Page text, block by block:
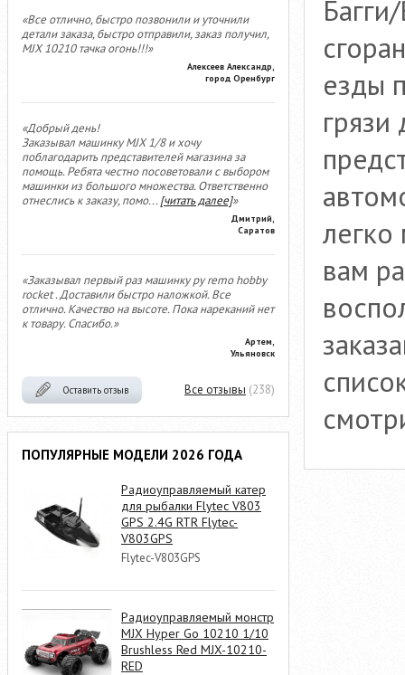
«Все отлично, быстро позвонили и уточнили
детали заказа, быстро отправили, заказ получил,
MJX 10210 тачка огонь!!!»
Алексеев Александр,
город Оренбург
«Добрый день!
Заказывал машинку MJX 1/8 и хочу
поблагодарить представителей магазина за
помощь. Ребята честно посоветовали с выбором
машинки из большого множества. Ответственно
отнеслись к заказу, помо...[читать далее]»
Дмитрий,
Саратов
«Заказывал первый раз машинку ру remo hobby
rocket . Доставили быстро наложкой. Все
отлично. Качество на высоте. Пока нареканий нет
к товару. Спасибо.»
Артем,
Ульяновск
Оставить отзыв Все отзывы (238)
ПОПУЛЯРНЫЕ МОДЕЛИ 2026 ГОДА
Радиоуправляемый катер
для рыбалки Flytec V803
GPS 2.4G RTR Flytec-
V803GPS
Flytec-V803GPS
Радиоуправляемый монстр
MJX Hyper Go 10210 1/10
Brushless Red MJX-10210-
RED
езды
грязи
вам